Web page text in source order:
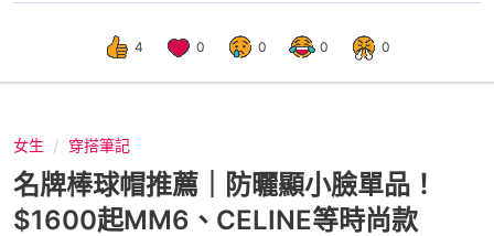
4 0 0 0 0
女生 穿搭筆記
名牌棒球帽推薦｜防曬顯小臉單品！
$1600起MM6、CELINE等時尚款